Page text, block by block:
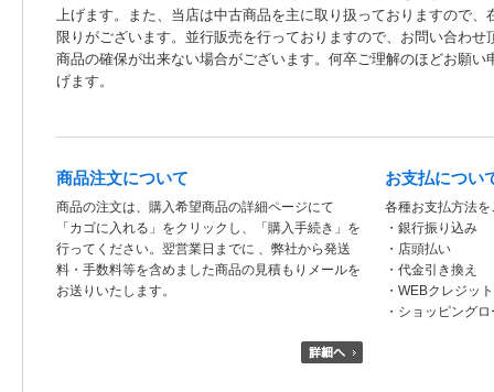
上げます。また、当店は中古商品を主に取り扱っておりますので、
限りがございます。並行販売を行っておりますので、お問い合わせ
商品の確保が出来ない場合がございます。何卒ご理解のほどお願い
げます。
商品注文について
商品の注文は、購入希望商品の詳細ページにて
「カゴに入れる」をクリックし、「購入手続き」を
行ってください。翌営業日までに 、弊社から発送
料・手数料等を含めました商品の見積もりメールを
お送りいたします。
お支払につい
各種お支払方法
・銀行振り込み
・店頭払い
・代金引き換え
・WEBクレジッ
・ショッピング